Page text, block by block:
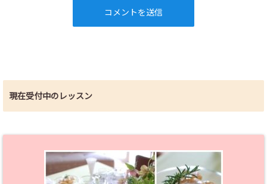
現在受付中のレッスン